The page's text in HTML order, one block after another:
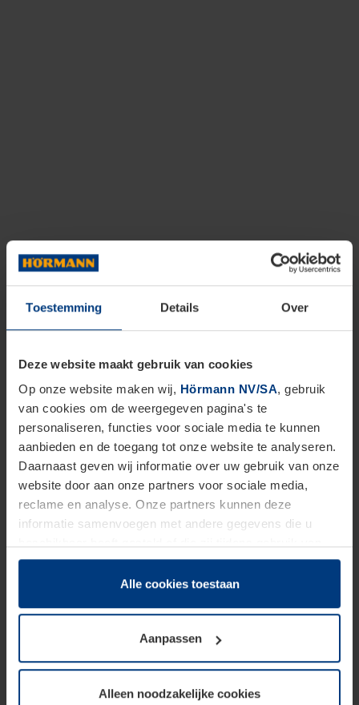
Toestemming Details Over
Deze website maakt gebruik van cookies
Op onze website maken wij, Hörmann NV/SA, gebruik
van cookies om de weergegeven pagina's te
personaliseren, functies voor sociale media te kunnen
aanbieden en de toegang tot onze website te analyseren.
Daarnaast geven wij informatie over uw gebruik van onze
website door aan onze partners voor sociale media,
reclame en analyse. Onze partners kunnen deze
informatie samenvoegen met andere gegevens die u
hun diensten hebben verzameld.
Juridisch hebben wij het recht om cookies op uw
van deze pagina's absoluut vereist is. Voor alle andere
soorten cookies is uw toestemming benodigd. Uw
toestemming kunt u op elk moment bij de uitleg van de
wijzigen of herroepen.
Alle cookies toestaan
Aanpassen
Alleen noodzakelijke cookies